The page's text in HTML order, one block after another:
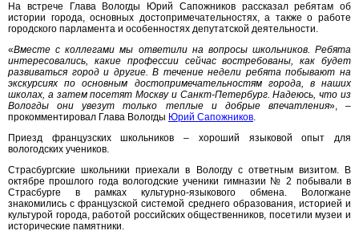
На встрече Глава Вологды Юрий Сапожников рассказал ребятам об
истории города, основных достопримечательностях, а также о работе
городского парламента и особенностях депутатской деятельности.
«Вместе с коллегами мы ответили на вопросы школьников. Ребята
интересовались, какие профессии сейчас востребованы, как будет
развиваться город и другие. В течение недели ребята побывают на
экскурсиях по основным достопримечательностям города, в наших
школах, а затем посетят Москву и Санкт-Петербург. Надеюсь, что из
Вологды они увезут только теплые и добрые впечатления», –
прокомментировал Глава Вологды Юрий Сапожников.
Приезд французских школьников – хороший языковой опыт для
вологодских учеников.
Страсбургские школьники приехали в Вологду с ответным визитом. В
октябре прошлого года вологодские ученики гимназии № 2 побывали в
Страсбурге в рамках культурно-языкового обмена. Вологжане
знакомились с французской системой среднего образования, историей и
культурой города, работой российских общественников, посетили музеи и
исторические памятники.